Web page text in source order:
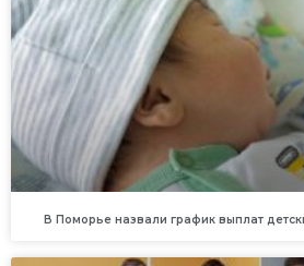
В Поморье назвали график выплат